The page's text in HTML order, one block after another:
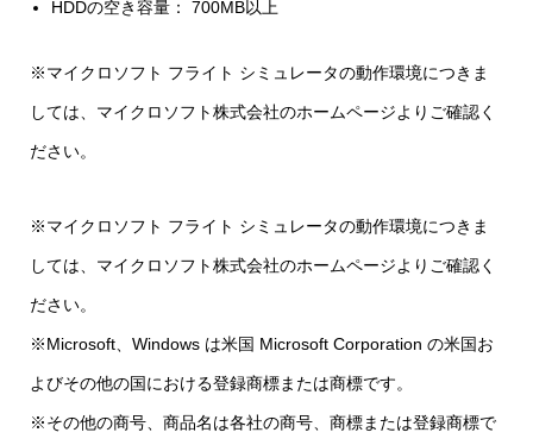
HDDの空き容量： 700MB以上
※マイクロソフト フライト シミュレータの動作環境につきま
しては、マイクロソフト株式会社のホームページよりご確認く
ださい。
※マイクロソフト フライト シミュレータの動作環境につきま
しては、マイクロソフト株式会社のホームページよりご確認く
ださい。
※Microsoft、Windows は米国 Microsoft Corporation の米国お
よびその他の国における登録商標または商標です。
※その他の商号、商品名は各社の商号、商標または登録商標で